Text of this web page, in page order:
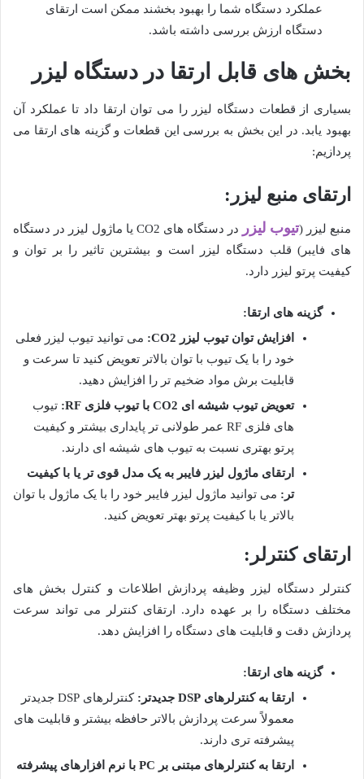
عملکرد دستگاه شما را بهبود بخشند ممکن است ارتقای
دستگاه ارزش بررسی داشته باشد.
بخش های قابل ارتقا در دستگاه لیزر
بسیاری از قطعات دستگاه لیزر را می توان ارتقا داد تا عملکرد آن
بهبود یابد. در این بخش به بررسی این قطعات و گزینه های ارتقا می
پردازیم:
ارتقای منبع لیزر :
منبع لیزر (تیوب لیزر در دستگاه های
یا ماژول لیزر در دستگاه
های فایبر) قلب دستگاه لیزر است و بیشترین تاثیر را بر توان و
کیفیت پرتو لیزر دارد.
گزینه های ارتقا:
افزایش توان تیوب لیزر
می توانید تیوب لیزر فعلی
خود را با یک تیوب با توان بالاتر تعویض کنید تا سرعت و
قابلیت برش مواد ضخیم تر را افزایش دهید.
تعویض تیوب شیشه ای
با تیوب فلزی
تیوب
های فلزی
عمر طولانی تر پایداری بیشتر و کیفیت
پرتو بهتری نسبت به تیوب های شیشه ای دارند.
ارتقای ماژول لیزر فایبر به یک مدل قوی تر یا با کیفیت
تر : می توانید ماژول لیزر فایبر خود را با یک ماژول با توان
بالاتر یا با کیفیت پرتو بهتر تعویض کنید.
ارتقای کنترلر :
کنترلر دستگاه لیزر وظیفه پردازش اطلاعات و کنترل بخش های
مختلف دستگاه را بر عهده دارد. ارتقای کنترلر می تواند سرعت
پردازش دقت و قابلیت های دستگاه را افزایش دهد.
گزینه های ارتقا:
ارتقا به کنترلرهای
جدیدتر : کنترلرهای
جدیدتر
معمولاً سرعت پردازش بالاتر حافظه بیشتر و قابلیت های
پیشرفته تری دارند.
ارتقا به کنترلرهای مبتنی بر
با نرم افزارهای پیشرفته